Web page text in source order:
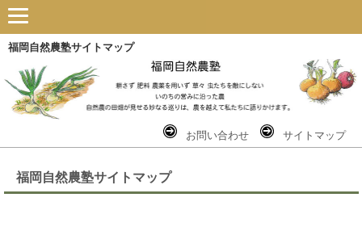
福岡自然農塾サイトマップ
お問い合わせ サイトマップ
福岡自然農塾サイトマップ